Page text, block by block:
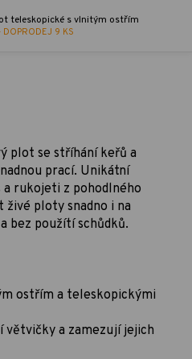
teleskopické s vlnitým ostřím
DOPRODEJ 9 KS
plot se stříhání keřů a
prací. Unikátní
rukojeti z pohodlného
ploty snadno i na
bez použítí schůdků.
ostřím a teleskopickými
větvičky a zamezují jejich